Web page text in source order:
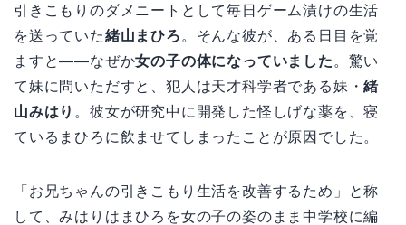
引きこもりのダメニートとして毎日ゲーム漬けの生活
を送っていた緒山まひろ 。そんな彼が、ある日目を覚
ますと――なぜか女の子の体になっていました 。驚い
て妹に問いただすと、犯人は天才科学者である妹・緒
山みはり 。彼女が研究中に開発した怪しげな薬を、寝
ているまひろに飲ませてしまったことが原因でした。
「お兄ちゃんの引きこもり生活を改善するため」と称
して、みはりはまひろを女の子の姿のまま中学校に編